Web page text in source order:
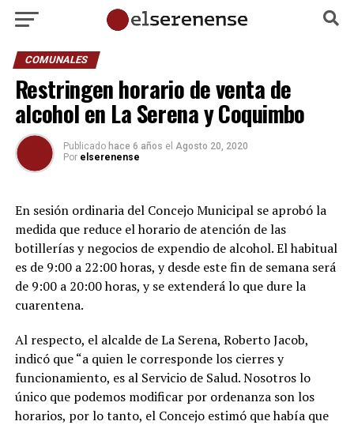
COMUNALES
Restringen horario de venta de
alcohol en La Serena y Coquimbo
Publicado hace 6 años el Agosto 20, 2020
Por elserenense
En sesión ordinaria del Concejo Municipal se aprobó la
medida que reduce el horario de atención de las
botillerías y negocios de expendio de alcohol. El habitual
es de 9:00 a 22:00 horas, y desde este fin de semana será
de 9:00 a 20:00 horas, y se extenderá lo que dure la
cuarentena.
Al respecto, el alcalde de La Serena, Roberto Jacob,
indicó que “a quien le corresponde los cierres y
funcionamiento, es al Servicio de Salud. Nosotros lo
único que podemos modificar por ordenanza son los
horarios, por lo tanto, el Concejo estimó que había que